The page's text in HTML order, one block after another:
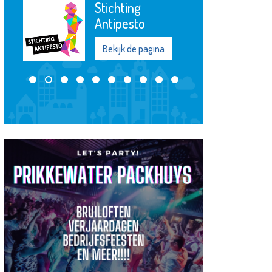
Matrice
Uitvaartbegeleiding
Bekijk de pagina